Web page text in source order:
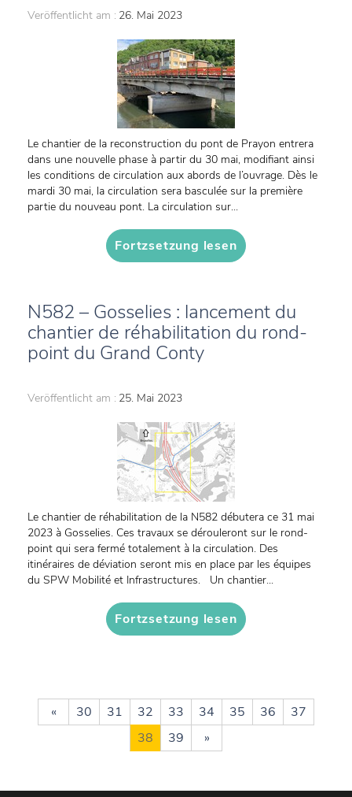
Veröffentlicht am : 26. Mai 2023
Le chantier de la reconstruction du pont de Prayon entrera
dans une nouvelle phase à partir du 30 mai, modifiant ainsi
les conditions de circulation aux abords de l’ouvrage. Dès le
mardi 30 mai, la circulation sera basculée sur la première
partie du nouveau pont. La circulation sur...
Fortzsetzung lesen
N582 – Gosselies : lancement du
chantier de réhabilitation du rond-
point du Grand Conty
Veröffentlicht am : 25. Mai 2023
Le chantier de réhabilitation de la N582 débutera ce 31 mai
2023 à Gosselies. Ces travaux se dérouleront sur le rond-
point qui sera fermé totalement à la circulation. Des
itinéraires de déviation seront mis en place par les équipes
du SPW Mobilité et Infrastructures. Un chantier...
Fortzsetzung lesen
« 30 31 32 33 34 35 36
37
38
39 »